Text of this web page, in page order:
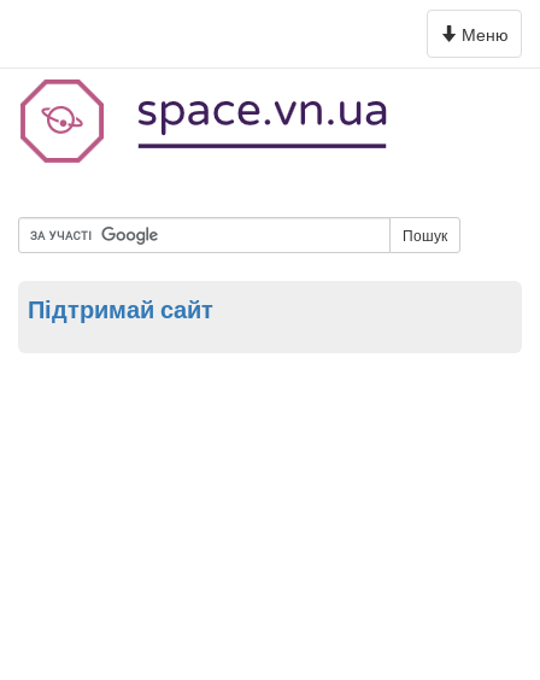
Toggle
navigation
Меню
Пошук
Підтримай сайт